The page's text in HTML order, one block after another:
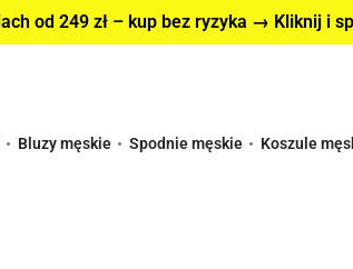
od 249 zł – kup bez ryzyka → Kliknij i
Bluzy męskie Spodnie męskie Koszule